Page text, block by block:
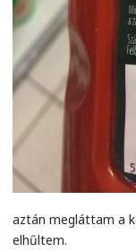
aztán megláttam a
elhűltem.